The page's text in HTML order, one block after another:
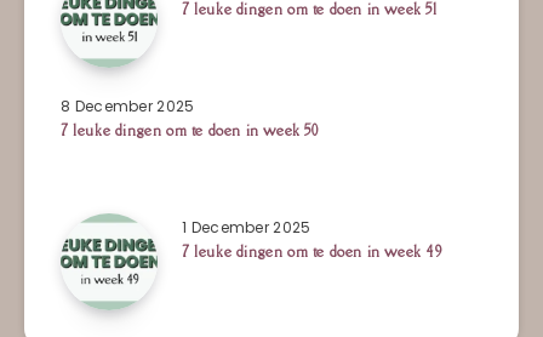
7 leuke dingen om te doen in week 51
8 December 2025
7 leuke dingen om te doen in week 50
1 December 2025
7 leuke dingen om te doen in week 49